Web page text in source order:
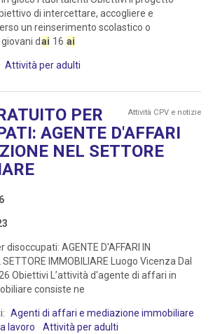
di intercettare, accogliere e
un reinserimento scolastico o
dai 16 ai
Attività per adulti
Attività CPV e notizie
PER
AGENTE D'AFFARI
NEL SETTORE
AGENTE D'AFFARI IN
SETTORE IMMOBILIARE Luogo Vicenza Dal
Obiettivi L’attività d'agente di affari in
consiste ne
Agenti di affari e mediazione immobiliare
lavoro
Attività per adulti